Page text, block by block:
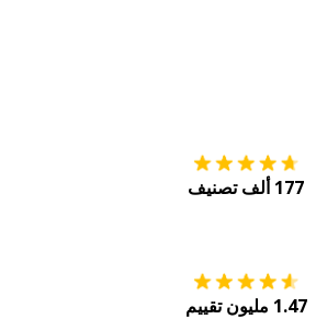
177 ألف تصنيف
1.47 مليون تقييم